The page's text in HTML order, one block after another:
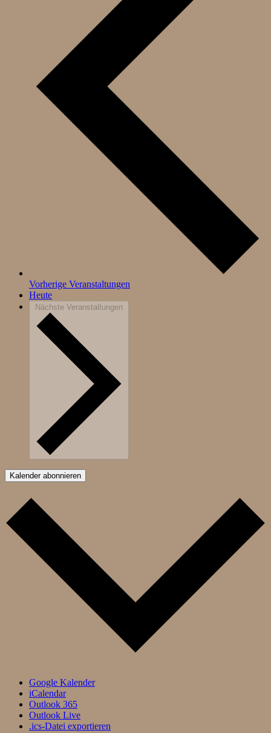
Vorherige Veranstaltungen
Heute
Nächste Veranstaltungen
Kalender abonnieren
Google Kalender
iCalendar
Outlook 365
Outlook Live
.ics-Datei exportieren